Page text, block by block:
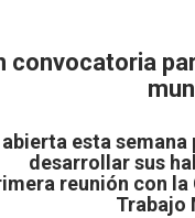
convocatoria
esta
desarrollar sus
reunión con
Trabajo